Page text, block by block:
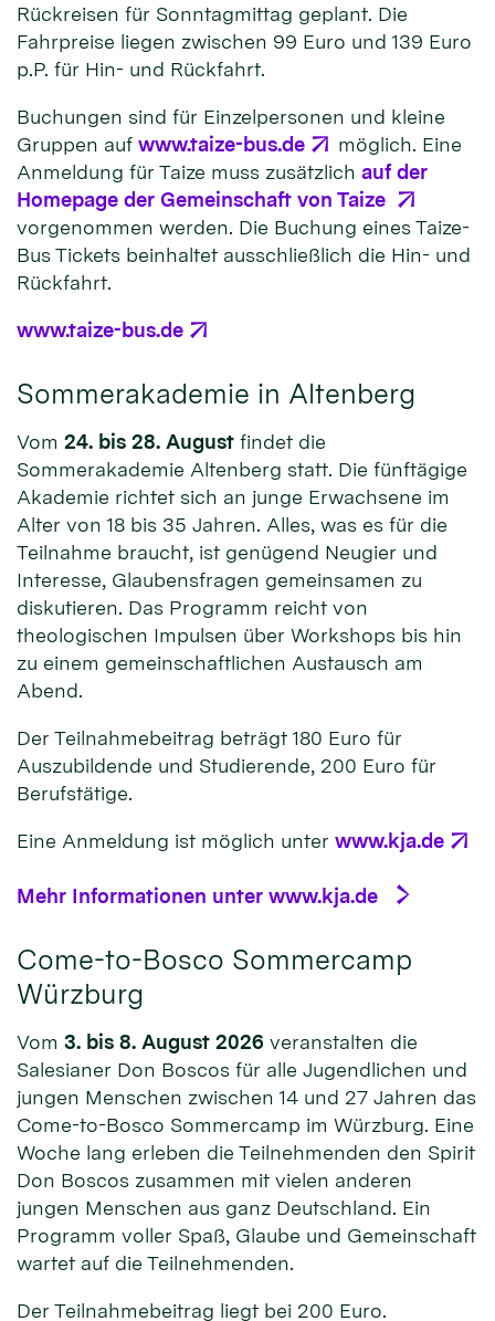
Rückreisen für Sonntagmittag geplant. Die
Fahrpreise liegen zwischen 99 Euro und 139 Euro
p.P. für Hin- und Rückfahrt.
Buchungen sind für Einzelpersonen und kleine
Gruppen auf www.taize-bus.de
möglich. Eine
Anmeldung für Taize muss zusätzlich auf der
Homepage der Gemeinschaft von Taize
vorgenommen werden. Die Buchung eines Taize-
Bus Tickets beinhaltet ausschließlich die Hin- und
Rückfahrt.
www.taize-bus.de
Sommerakademie in Altenberg
Vom 24. bis 28. August findet die
Sommerakademie Altenberg statt. Die fünftägige
Akademie richtet sich an junge Erwachsene im
Alter von 18 bis 35 Jahren. Alles, was es für die
Teilnahme braucht, ist genügend Neugier und
Interesse, Glaubensfragen gemeinsamen zu
diskutieren. Das Programm reicht von
theologischen Impulsen über Workshops bis hin
zu einem gemeinschaftlichen Austausch am
Abend.
Der Teilnahmebeitrag beträgt 180 Euro für
Auszubildende und Studierende, 200 Euro für
Berufstätige.
Eine Anmeldung ist möglich unter www.kja.de
Mehr Informationen unter www.kja.de
Come-to-Bosco Sommercamp
Würzburg
Vom 3. bis 8. August 2026 veranstalten die
Salesianer Don Boscos für alle Jugendlichen und
jungen Menschen zwischen 14 und 27 Jahren das
Come-to-Bosco Sommercamp im Würzburg. Eine
Woche lang erleben die Teilnehmenden den Spirit
Don Boscos zusammen mit vielen anderen
jungen Menschen aus ganz Deutschland. Ein
Programm voller Spaß, Glaube und Gemeinschaft
wartet auf die Teilnehmenden.
Der Teilnahmebeitrag liegt bei 200 Euro.